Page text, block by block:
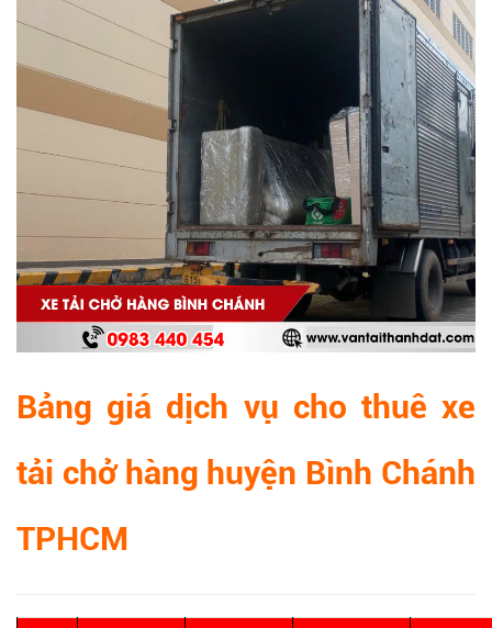
Bảng giá dịch vụ cho thuê xe
tải chở hàng huyện Bình Chánh
TPHCM